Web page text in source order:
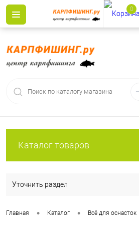
Каталог товаров
Уточнить раздел
Главная • Каталог • Всё для оснасток
0